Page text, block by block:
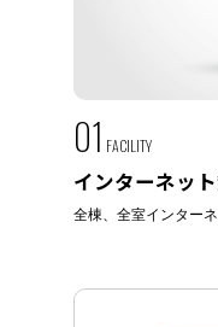
01 FACILITY
インターネッ
全棟、全室インターネ